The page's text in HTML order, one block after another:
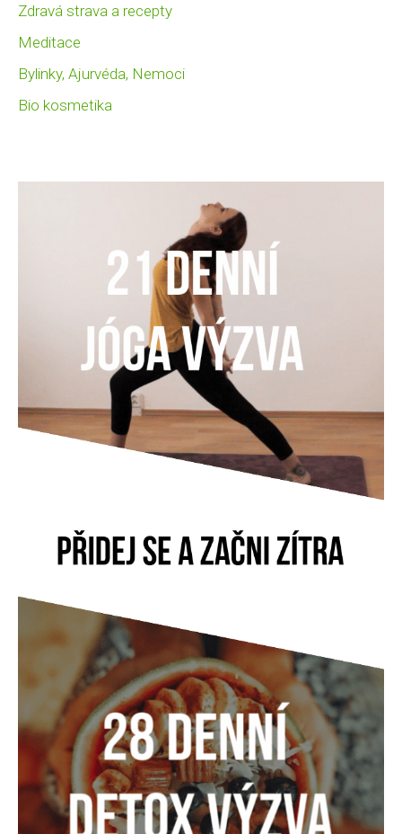
Zdravá strava a recepty
Meditace
Bylinky, Ajurvéda, Nemoci
Bio kosmetika